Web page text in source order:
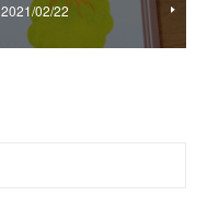
2021/02/22